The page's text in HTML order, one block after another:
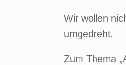
Wir wollen
umgedreht.
Zum Thema